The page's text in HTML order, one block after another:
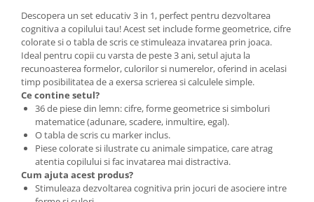
Descopera un set educativ 3 in 1, perfect pentru dezvoltarea
cognitiva a copilului tau! Acest set include forme geometrice, cifre
colorate si o tabla de scris ce stimuleaza invatarea prin joaca.
Ideal pentru copii cu varsta de peste 3 ani, setul ajuta la
recunoasterea formelor, culorilor si numerelor, oferind in acelasi
timp posibilitatea de a exersa scrierea si calculele simple.
Ce contine setul?
36 de piese din lemn: cifre, forme geometrice si simboluri
matematice (adunare, scadere, inmultire, egal).
O tabla de scris cu marker inclus.
Piese colorate si ilustrate cu animale simpatice, care atrag
atentia copilului si fac invatarea mai distractiva.
Cum ajuta acest produs?
Stimuleaza dezvoltarea cognitiva prin jocuri de asociere intre